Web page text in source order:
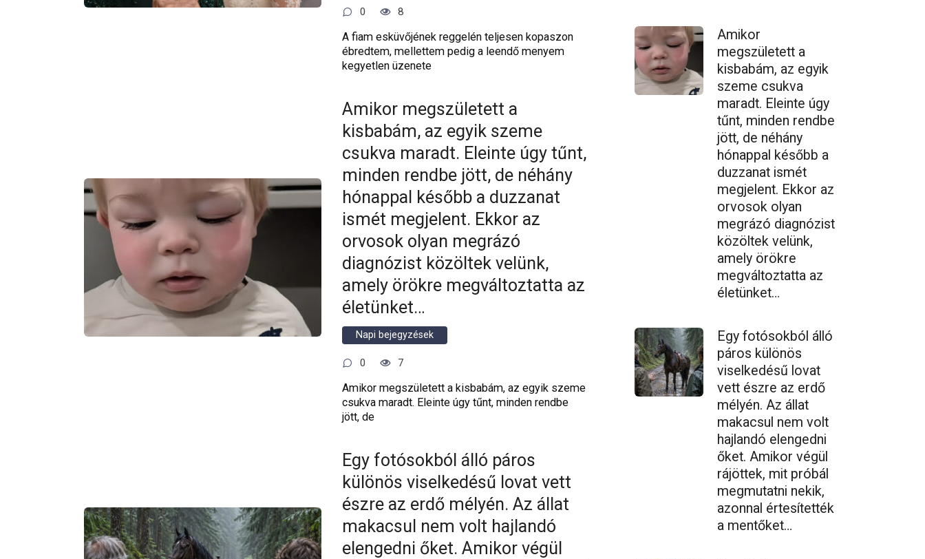
0 8
A fiam esküvőjének reggelén teljesen kopaszon
ébredtem, mellettem pedig a leendő menyem
kegyetlen üzenete
Amikor megszületett a
kisbabám, az egyik szeme
csukva maradt. Eleinte úgy tűnt,
minden rendbe jött, de néhány
hónappal később a duzzanat
ismét megjelent. Ekkor az
orvosok olyan megrázó
diagnózist közöltek velünk,
amely örökre megváltoztatta az
életünket…
Napi bejegyzések
0 7
Amikor megszületett a kisbabám, az egyik szeme
csukva maradt. Eleinte úgy tűnt, minden rendbe
jött, de
Egy fotósokból álló páros
különös viselkedésű lovat vett
észre az erdő mélyén. Az állat
makacsul nem volt hajlandó
elengedni őket. Amikor végül
Amikor
megszületett a
kisbabám, az egyik
szeme csukva
maradt. Eleinte úgy
tűnt, minden rendbe
jött, de néhány
hónappal később a
duzzanat ismét
megjelent. Ekkor az
orvosok olyan
megrázó diagnózist
közöltek velünk,
amely örökre
megváltoztatta az
életünket…
Egy fotósokból álló
páros különös
viselkedésű lovat
vett észre az erdő
mélyén. Az állat
makacsul nem volt
hajlandó elengedni
őket. Amikor végül
rájöttek, mit próbál
megmutatni nekik,
azonnal értesítették
a mentőket…